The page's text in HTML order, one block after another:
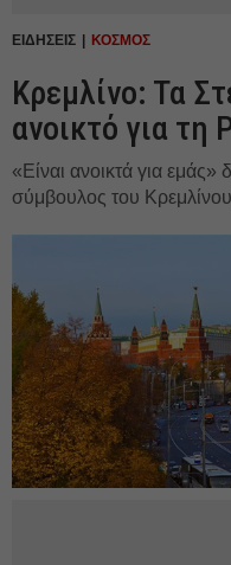
ΕΙΔΗΣΕΙΣ ΚΟΣΜΟΣ
Κρεμλίνο: Τα
ανοικτό για τη
«Είναι ανοικτά για
σύμβουλος του